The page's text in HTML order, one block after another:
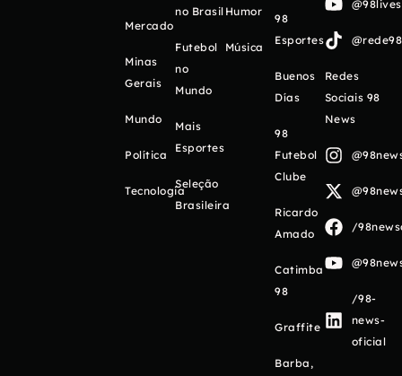
Mercado
Minas
Gerais
Mundo
Política
Tecnologia
no Brasil
Futebol
no
Mundo
Mais
Esportes
Seleção
Brasileira
Humor
Música
98
Esportes
Buenos
Días
98
Futebol
Clube
Ricardo
Amado
Catimba
98
Graffite
Barba,
Redes
Sociais 98
News
/
/98-
news-
oficial